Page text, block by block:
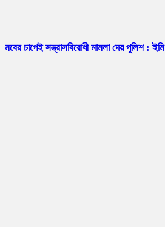
মবের চাপেই সন্ত্রাসবিরোধী মামলা দেয় পুলিশ : ইমি